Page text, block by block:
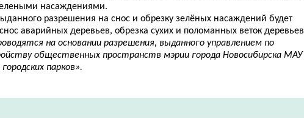
насаждениями.
разрешения на снос и обрезку зелёных насаждений будет
аварийных деревьев, обрезка сухих и поломанных веток деревьев
на основании разрешения, выданного управлением по
общественных пространств мэрии города Новосибирска МАУ
парков».